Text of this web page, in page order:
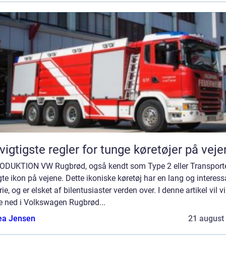
regler for tunge køretøjer på
VW Rugbrød, også kendt som Type 2 eller
ikon på vejene. Dette ikoniske køretøj har en lang og
og er elsket af bilentusiaster verden over. I denne artikel vil vi
ned i Volkswagen Rugbrød...
Jensen
21 august